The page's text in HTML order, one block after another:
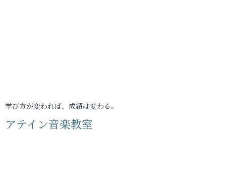
学び方が変われば、成績は変わる。
アテイン音楽教室